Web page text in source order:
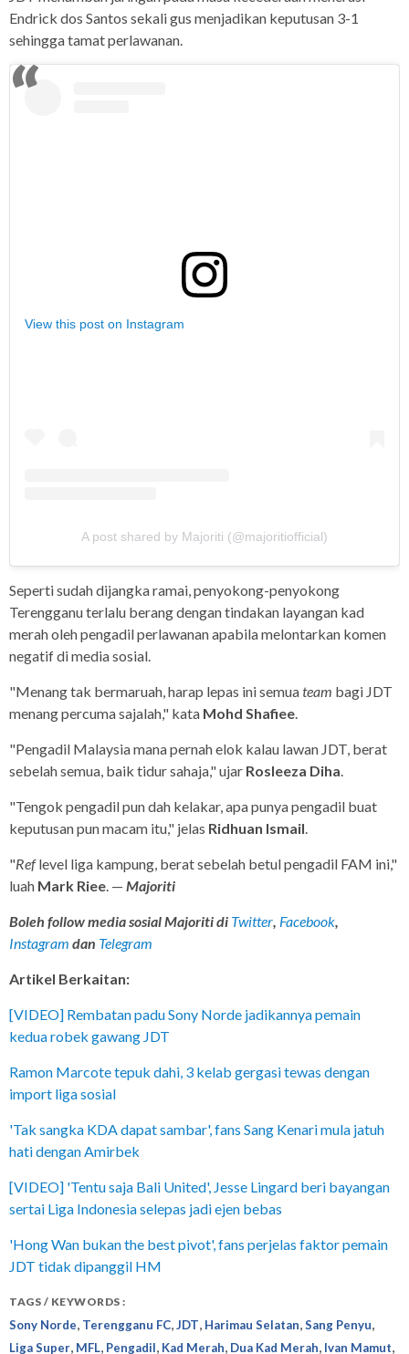
Endrick dos Santos sekali gus menjadikan keputusan 3-1
sehingga tamat perlawanan.
View this post on Instagram
A post shared by Majoriti (@majoritiofficial)
Seperti sudah dijangka ramai, penyokong-penyokong
Terengganu terlalu berang dengan tindakan layangan kad
merah oleh pengadil perlawanan apabila melontarkan komen
negatif di media sosial.
"Menang tak bermaruah, harap lepas ini semuateam bagi JDT
menang percuma sajalah," kata Mohd Shafiee.
"Pengadil Malaysia mana pernah elok kalau lawan JDT, berat
sebelah semua, baik tidur sahaja," ujar Rosleeza Diha.
"Tengok pengadil pun dah kelakar, apa punya pengadil buat
keputusan pun macam itu," jelas Ridhuan Ismail.
"Reflevel liga kampung, berat sebelah betul pengadil FAM ini,"
luah Mark Riee. — Majoriti
Boleh follow media sosial Majoriti di Twitter, Facebook,
Instagram dan Telegram
Artikel Berkaitan:
[VIDEO] Rembatan padu Sony Norde jadikannya pemain
kedua robek gawang JDT
Ramon Marcote tepuk dahi, 3 kelab gergasi tewas dengan
import liga sosial
'Tak sangka KDA dapat sambar', fans Sang Kenari mula jatuh
hati dengan Amirbek
[VIDEO] 'Tentu saja Bali United', Jesse Lingard beri bayangan
sertai Liga Indonesia selepas jadi ejen bebas
'Hong Wan bukan the best pivot', fans perjelas faktor pemain
JDT tidak dipanggil HM
TAGS / KEYWORDS :
Sony Norde, Terengganu FC,JDT, Harimau Selatan,Sang Penyu,
Liga Super, MFL, Pengadil, Kad Merah, Dua Kad Merah, Ivan Mamut,